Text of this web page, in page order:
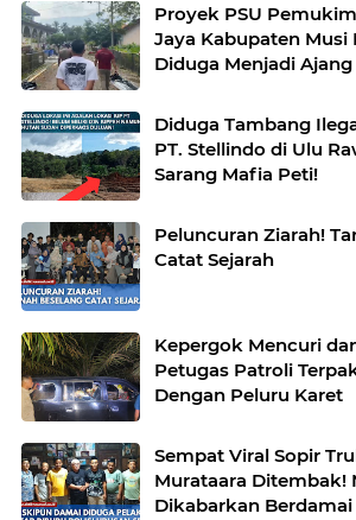
Proyek PSU
Jaya Kabupaten Musi
Diduga Menjadi
Diduga Tambang
PT. Stellindo di Ulu
Sarang Mafia Peti!
Peluncuran Ziarah!
Catat Sejarah
Kepergok Mencuri
Petugas Patroli
Dengan Peluru Karet
Sempat Viral Sopir
Murataara Ditembak!
Dikabarkan Berdamai